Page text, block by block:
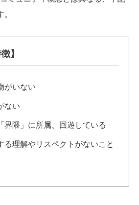
】
がいない
ない
界隈」に所属、回遊している
る理解やリスペクトがないこと